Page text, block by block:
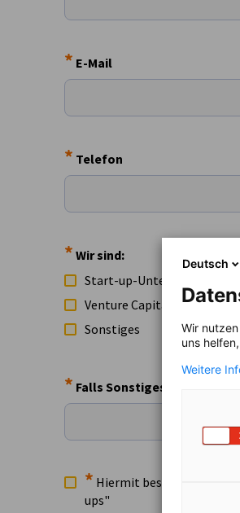
* E-Mail
* Telefon
* Wir sind:
Start-up-Unternehmen
Venture Capital
Sonstiges
* Falls Sonstiges, bitte
* Hiermit bestätigen wir
ups"
Deutsch
Wir
uns
Weitere